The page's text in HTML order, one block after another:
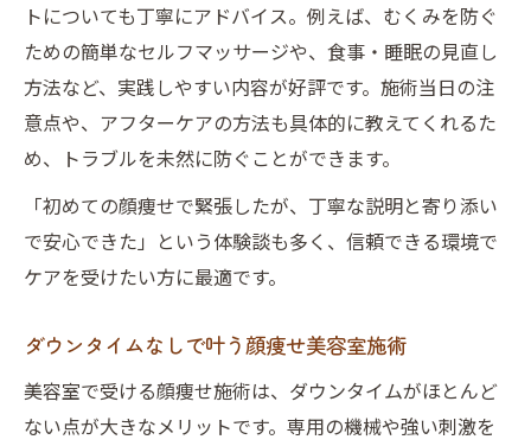
トについても丁寧にアドバイス。例えば、むくみを防ぐ
ための簡単なセルフマッサージや、食事・睡眠の見直し
方法など、実践しやすい内容が好評です。施術当日の注
意点や、アフターケアの方法も具体的に教えてくれるた
め、トラブルを未然に防ぐことができます。
「初めての顔痩せで緊張したが、丁寧な説明と寄り添い
で安心できた」という体験談も多く、信頼できる環境で
ケアを受けたい方に最適です。
ダウンタイムなしで叶う顔痩せ美容室施術
美容室で受ける顔痩せ施術は、ダウンタイムがほとんど
ない点が大きなメリットです。専用の機械や強い刺激を